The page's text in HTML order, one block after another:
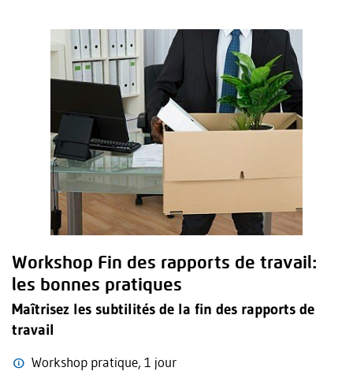
Workshop Fin des rapports de travail:
les bonnes pratiques
Maîtrisez les subtilités de la fin des rapports de
travail
Workshop pratique, 1 jour